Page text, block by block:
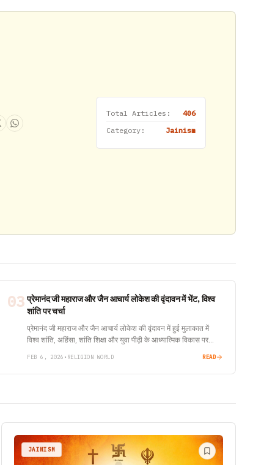
Total Articles:
406
Category:
Jainism
03 प्रेमानंद जी महाराज और जैन आचार्य लोकेश की वृंदावन में भेंट, विश्व
शांति पर चर्चा
प्रेमानंद जी महाराज और जैन आचार्य लोकेश की वृंदावन में हुई मुलाकात में
विश्व शांति, अहिंसा, शांति शिक्षा और युवा पीढ़ी के आध्यात्मिक विकास पर
FEB 6, 2026 • RELIGION WORLD READ
JAINISM